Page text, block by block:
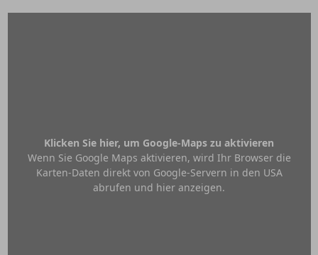
Klicken Sie hier, um Google-Maps zu aktivieren
Wenn Sie Google Maps aktivieren, wird Ihr Browser die
Karten-Daten direkt von Google-Servern in den USA
abrufen und hier anzeigen.